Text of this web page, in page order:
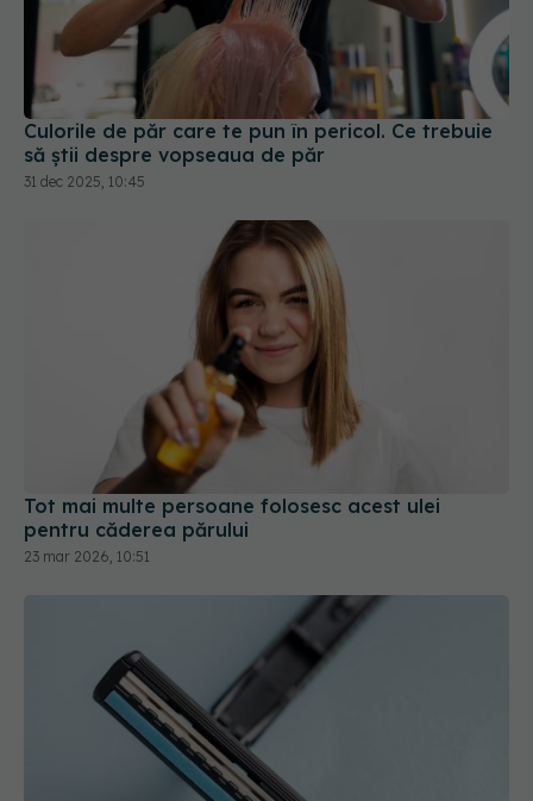
Culorile de păr care te pun în pericol. Ce trebuie
să știi despre vopseaua de păr
Tot mai multe persoane folosesc acest ulei
pentru căderea părului
23 mar 2026, 10:51
La cât timp ar trebui schimbată lama aparatului
de ras. Semnele care arată că nu mai este bună